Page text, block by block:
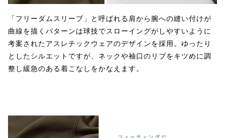
「フリーダムスリーブ」と呼ばれる肩から腕への縫い付けが
曲線を描くパターンは球技でスローイングがしやすいように
考案されたアスレチックウェアのデザインを採用。ゆったり
としたシルエットですが、ネックや袖口のリブをキツめに調
整し緩急のある着こなしをかなえます。